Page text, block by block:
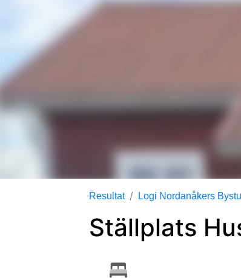
Resultat Logi Nordanåkers
Ställplats